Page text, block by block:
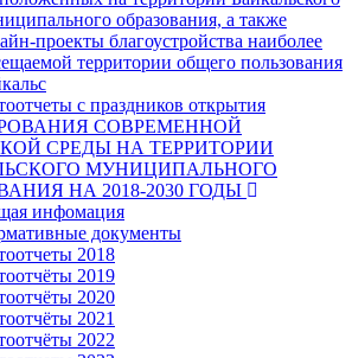
образования, а также
проекты благоустройства наиболее
территории общего пользования
с праздников открытия
СОВРЕМЕННОЙ
СРЕДЫ НА ТЕРРИТОРИИ
МУНИЦИПАЛЬНОГО
НА 2018-2030 ГОДЫ
инфомация
документы
2018
2019
2020
2021
2022